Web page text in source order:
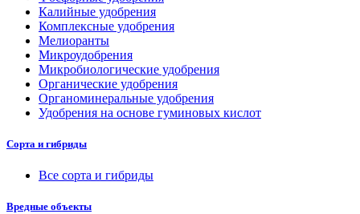
Калийные удобрения
Комплексные удобрения
Мелиоранты
Микроудобрения
Микробиологические удобрения
Органические удобрения
Органоминеральные удобрения
Удобрения на основе гуминовых кислот
Сорта и гибриды
Все сорта и гибриды
Вредные объекты